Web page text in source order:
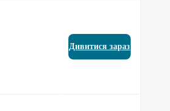
Дивитися зараз